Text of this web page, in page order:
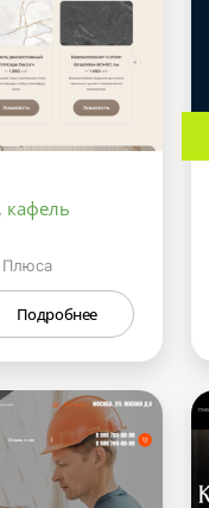
кафель
Плюса
Подробнее